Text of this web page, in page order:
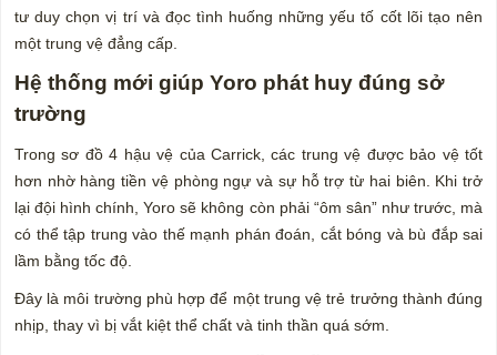
tư duy chọn vị trí và đọc tình huống những yếu tố cốt lõi tạo nên
một trung vệ đẳng cấp.
Hệ thống mới giúp Yoro phát huy đúng sở
trường
Trong sơ đồ 4 hậu vệ của Carrick, các trung vệ được bảo vệ tốt
hơn nhờ hàng tiền vệ phòng ngự và sự hỗ trợ từ hai biên. Khi trở
lại đội hình chính, Yoro sẽ không còn phải “ôm sân” như trước, mà
có thể tập trung vào thế mạnh phán đoán, cắt bóng và bù đắp sai
lầm bằng tốc độ.
Đây là môi trường phù hợp để một trung vệ trẻ trưởng thành đúng
nhịp, thay vì bị vắt kiệt thể chất và tinh thần quá sớm.